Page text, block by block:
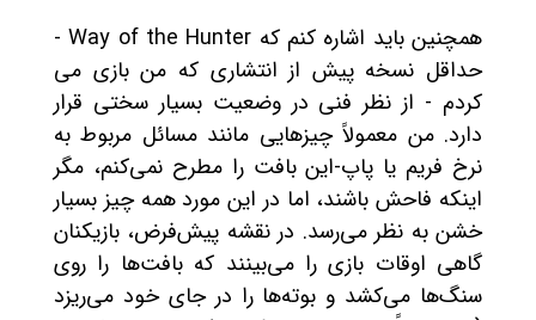
همچنین باید اشاره کنم که Way of the Hunter -
حداقل نسخه پیش از انتشاری که من بازی می
کردم - از نظر فنی در وضعیت بسیار سختی قرار
دارد. من معمولاً چیزهایی مانند مسائل مربوط به
نرخ فریم یا پاپ-این بافت را مطرح نمی‌کنم، مگر
اینکه فاحش باشند، اما در این مورد همه چیز بسیار
خشن به نظر می‌رسد. در نقشه پیش‌فرض، بازیکنان
گاهی اوقات بازی را می‌بینند که بافت‌ها را روی
سنگ‌ها می‌کشد و بوته‌ها را در جای خود می‌ریزد